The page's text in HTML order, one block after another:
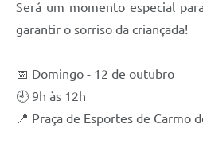
Será um momento especial
garantir o sorriso da criançada!
📅 Domingo - 12 de outubro
🕘 9h às 12h
📍 Praça de Esportes de Carmo